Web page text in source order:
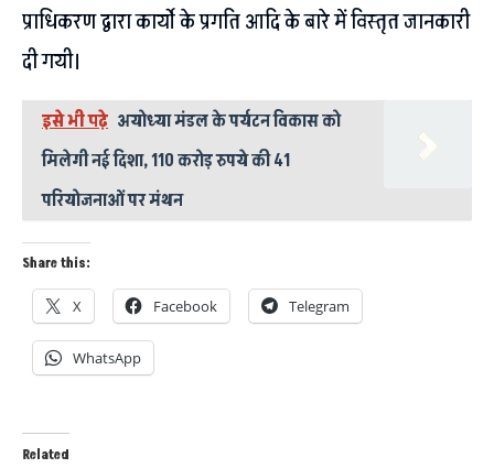
प्राधिकरण द्वारा कार्यो के प्रगति आदि के बारे में विस्तृत जानकारी
दी गयी।
इसे भी पढ़े अयोध्या मंडल के पर्यटन विकास को
मिलेगी नई दिशा, 110 करोड़ रुपये की 41
परियोजनाओं पर मंथन
Share this:
X Facebook Telegram
WhatsApp
Related